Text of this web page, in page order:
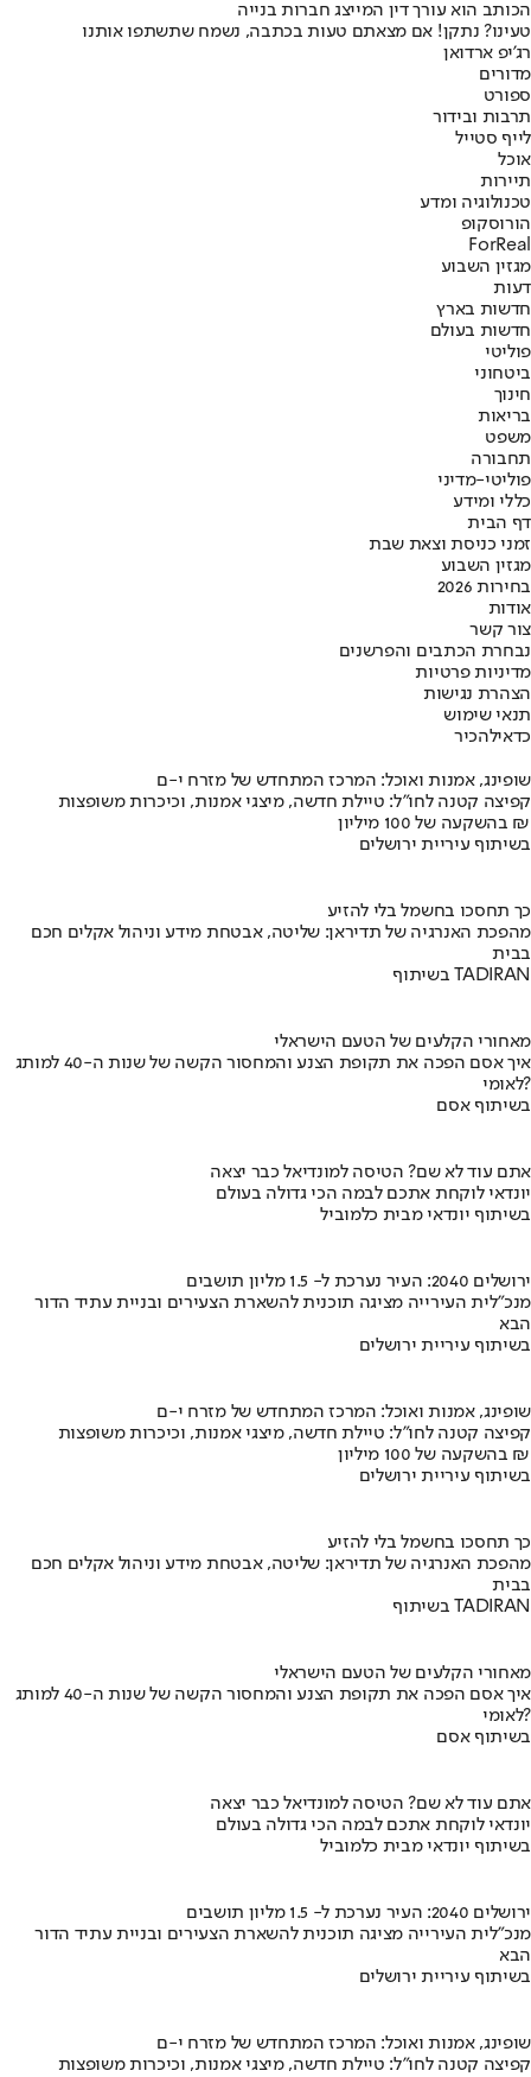
הכותב הוא עורך דין המייצג חברות בנייה
טעינו? נתקן! אם מצאתם טעות בכתבה, נשמח שתשתפו אותנו
רג'יפ ארדואן
מדורים
ספורט
תרבות ובידור
לייף סטייל
אוכל
תיירות
טכנולוגיה ומדע
הורוסקופ
ForReal
מגזין השבוע
דעות
חדשות בארץ
חדשות בעולם
פוליטי
ביטחוני
חינוך
בריאות
משפט
תחבורה
פוליטי-מדיני
כללי ומידע
דף הבית
זמני כניסת וצאת שבת
מגזין השבוע
בחירות 2026
אודות
צור קשר
נבחרת הכתבים והפרשנים
מדיניות פרטיות
הצהרת נגישות
תנאי שימוש
כדאילהכיר
שופינג, אמנות ואוכל: המרכז המתחדש של מזרח י-ם
קפיצה קטנה לחו"ל: טיילת חדשה, מיצגי אמנות, וכיכרות משופצות
בהשקעה של 100 מיליון ₪
בשיתוף עיריית ירושלים
כך תחסכו בחשמל בלי להזיע
מהפכת האנרגיה של תדיראן: שליטה, אבטחת מידע וניהול אקלים חכם
בבית
בשיתוף TADIRAN
מאחורי הקלעים של הטעם הישראלי
איך אסם הפכה את תקופת הצנע והמחסור הקשה של שנות ה-40 למותג
לאומי?
בשיתוף אסם
אתם עוד לא שם? הטיסה למונדיאל כבר יצאה
יונדאי לוקחת אתכם לבמה הכי גדולה בעולם
בשיתוף יונדאי מבית כלמוביל
ירושלים 2040: העיר נערכת ל- 1.5 מליון תושבים
מנכ"לית העירייה מציגה תוכנית להשארת הצעירים ובניית עתיד הדור
הבא
בשיתוף עיריית ירושלים
שופינג, אמנות ואוכל: המרכז המתחדש של מזרח י-ם
קפיצה קטנה לחו"ל: טיילת חדשה, מיצגי אמנות, וכיכרות משופצות
בהשקעה של 100 מיליון ₪
בשיתוף עיריית ירושלים
כך תחסכו בחשמל בלי להזיע
מהפכת האנרגיה של תדיראן: שליטה, אבטחת מידע וניהול אקלים חכם
בבית
בשיתוף TADIRAN
מאחורי הקלעים של הטעם הישראלי
איך אסם הפכה את תקופת הצנע והמחסור הקשה של שנות ה-40 למותג
לאומי?
בשיתוף אסם
אתם עוד לא שם? הטיסה למונדיאל כבר יצאה
יונדאי לוקחת אתכם לבמה הכי גדולה בעולם
בשיתוף יונדאי מבית כלמוביל
ירושלים 2040: העיר נערכת ל- 1.5 מליון תושבים
מנכ"לית העירייה מציגה תוכנית להשארת הצעירים ובניית עתיד הדור
הבא
בשיתוף עיריית ירושלים
שופינג, אמנות ואוכל: המרכז המתחדש של מזרח י-ם
קפיצה קטנה לחו"ל: טיילת חדשה, מיצגי אמנות, וכיכרות משופצות